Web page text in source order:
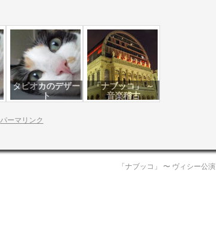
タピオカのデザー
ト
「ナブッコ」 ～
音楽稽古
パーマリンク
「ナブッコ」 〜 ヴィシー公演